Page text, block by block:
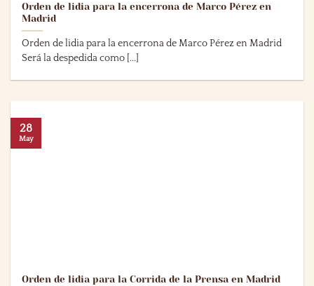
Orden de lidia para la encerrona de Marco Pérez en
Madrid
Orden de lidia para la encerrona de Marco Pérez en Madrid
Será la despedida como [...]
Orden de lidia para la Corrida de la Prensa en Madrid
28
May